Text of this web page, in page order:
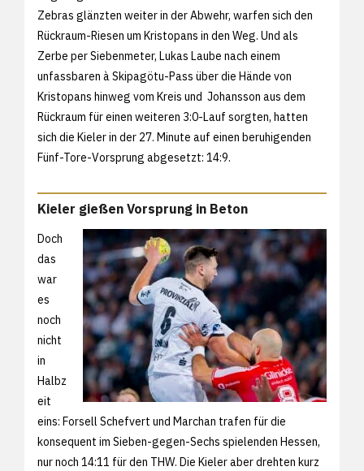
Zebras glänzten weiter in der Abwehr, warfen sich den
Rückraum-Riesen um Kristopans in den Weg. Und als
Zerbe per Siebenmeter, Lukas Laube nach einem
unfassbaren à Skipagötu-Pass über die Hände von
Kristopans hinweg vom Kreis und Johansson aus dem
Rückraum für einen weiteren 3:0-Lauf sorgten, hatten
sich die Kieler in der 27. Minute auf einen beruhigenden
Fünf-Tore-Vorsprung abgesetzt: 14:9.
Kieler gießen Vorsprung in Beton
Doch
das
war
es
noch
nicht
in
Halbz
eit
eins: Forsell Schefvert und Marchan trafen für die
konsequent im Sieben-gegen-Sechs spielenden Hessen,
nur noch 14:11 für den THW. Die Kieler aber drehten kurz